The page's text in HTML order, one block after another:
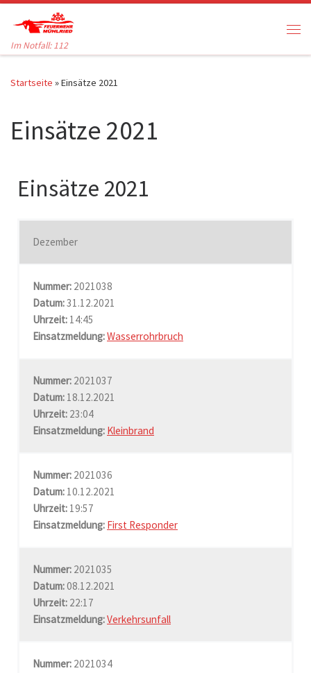
Zum Inhalt springen
Im Notfall: 112
Startseite »Einsätze 2021
Einsätze 2021
Einsätze 2021
Dezember
Nummer: 2021038
Datum:31.12.2021
Uhrzeit: 14:45
Einsatzmeldung:Wasserrohrbruch
Nummer: 2021037
Datum: 18.12.2021
Uhrzeit: 23:04
Einsatzmeldung: Kleinbrand
Nummer: 2021036
Datum: 10.12.2021
Uhrzeit: 19:57
Einsatzmeldung: First Responder
Nummer: 2021035
Datum:08.12.2021
Uhrzeit: 22:17
Einsatzmeldung:Verkehrsunfall
Nummer: 2021034